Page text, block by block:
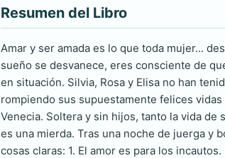
Resumen del Libro
Amar y ser amada es lo que toda mujer...
sueño se desvanece, eres consciente de
en situación. Silvia, Rosa y Elisa no han
rompiendo sus supuestamente felices
Venecia. Soltera y sin hijos, tanto la vida de
es una mierda. Tras una noche de juerga y
cosas claras: 1. El amor es para los